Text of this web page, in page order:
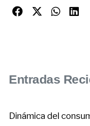
Entradas
Dinámica del